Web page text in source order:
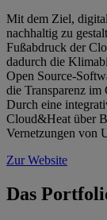
Mit dem Ziel,
nachhaltig zu
Fußabdruck der
dadurch die
Open Source-
die Transparenz im
Durch eine
Cloud&Heat über
Vernetzungen von
Zur Website
Das